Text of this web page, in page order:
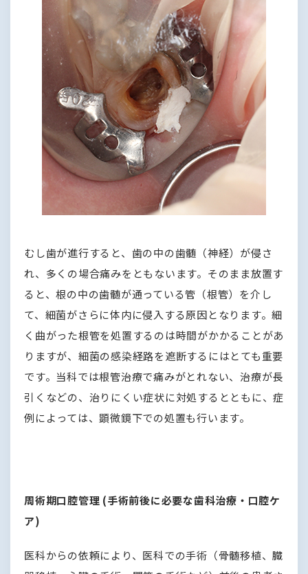
むし歯が進行すると、歯の中の歯髄（神経）が侵さ
れ、多くの場合痛みをともないます。そのまま放置す
ると、根の中の歯髄が通っている管（根管）を介し
て、細菌がさらに体内に侵入する原因となります。細
く曲がった根管を処置するのは時間がかかることがあ
りますが、細菌の感染経路を遮断するにはとても重要
です。当科では根管治療で痛みがとれない、治療が長
引くなどの、治りにくい症状に対処するとともに、症
例によっては、顕微鏡下での処置も行います。
周術期口腔管理 (手術前後に必要な歯科治療・口腔ケ
ア)
医科からの依頼により、医科での手術（骨髄移植、臓